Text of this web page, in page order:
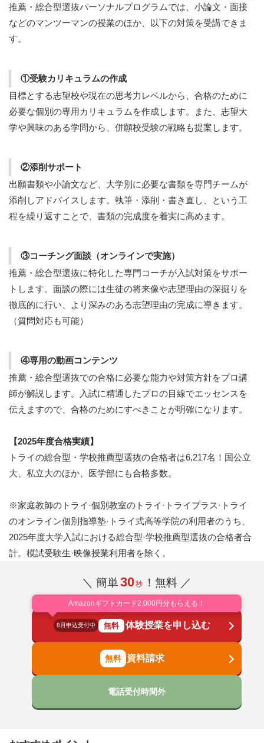
推薦・総合型選抜パーソナルプログラムでは、小論文・面接
などのマンツーマンの授業のほか、以下の対策を受講できま
す。
①受験カリキュラムの作成
目標とする志望校や現在の思考力レベルから、合格のために
必要な個別の専用カリキュラムを作成します。また、志望大
学や興味のある学問から、併願校受験の戦略も提案します。
②添削サポート
出願書類や小論文など、大学別に必要な書類を専門チームが
添削しアドバイスします。執筆・添削・書き直し、という工
程を繰り返すことで、書類の完成度を着実に高めます。
③コーチング面談（オンラインで実施）
推薦・総合型選抜に特化した専門コーチが入試対策をサポー
トします。面談の際には生徒の将来像や志望理由の深掘りを
徹底的に行い、より深みのある志望理由の完成に導きます。
（質問対応も可能）
④専用の動画コンテンツ
推薦・総合型選抜での合格に必要な能力や対策方針をプロ講
師が解説します。入試に精通したプロの目線でエッセンスを
伝えますので、合格のためにすべきことが明確になります。
【2025年度合格実績】
トライの総合型・学校推薦型選抜の合格者は6,217名！国公立
大、私立大のほか、医学部にも合格多数。
※家庭教師のトライ·個別教室のトライ·トライプラス·トライ
のオンライン個別指導塾·トライ式高等学院の利用者のうち、
2025年度大学入試における総合型·学校推薦型選抜の合格者合
計。模試受験生·映像授業利用者を除く。
＼ 簡単30秒 ！無料 ／
Amazonギフトカード2,000円分もらえる！
8月申込受付中 無料 体験授業を申し込む
資料請求
電話受付時間外